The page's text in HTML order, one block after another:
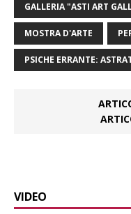
GALLERIA "ASTI ART
MOSTRA D'ARTE
PSICHE ERRANTE:
VIDEO